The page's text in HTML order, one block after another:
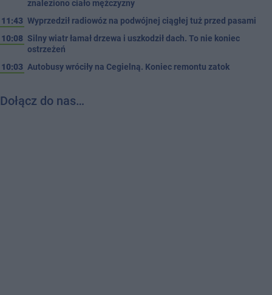
znaleziono ciało mężczyzny
11:43 Wyprzedził radiowóz na podwójnej ciągłej tuż przed pasami
10:08 Silny wiatr łamał drzewa i uszkodził dach. To nie koniec
ostrzeżeń
10:03 Autobusy wróciły na Cegielną. Koniec remontu zatok
Dołącz do nas…